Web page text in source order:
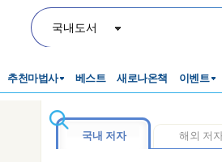
국내도서
추천마법사 베스트 새로나온책 이벤트
국내 저자 해외 저